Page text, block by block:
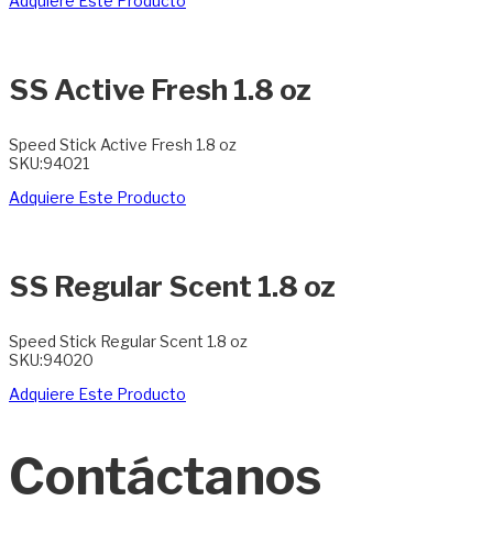
SS Active Fresh 1.8 oz
Speed Stick Active Fresh 1.8 oz
SKU:94021
Adquiere Este Producto
SS Regular Scent 1.8 oz
Speed Stick Regular Scent 1.8 oz
SKU:94020
Adquiere Este Producto
Contáctanos